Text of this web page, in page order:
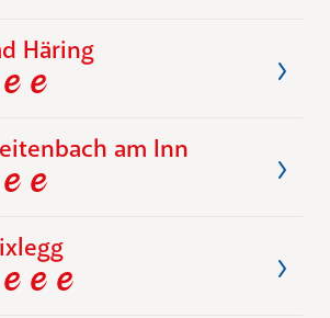
Häring
am Inn